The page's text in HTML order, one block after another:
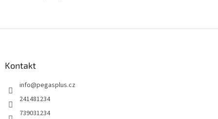
Kontakt
info@pegasplus.cz
241481234
739031234